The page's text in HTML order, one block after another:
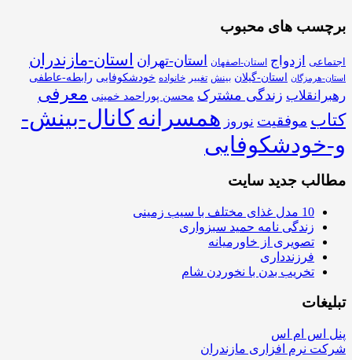
برچسب های محبوب
اجتماعی ازدواج استان-اصفهان استان-تهران استان-مازندران
استان-هرمزگان استان-گیلان بینش تغییر خانواده خودشکوفایی رابطه-عاطفی
رهبرانقلاب زندگی مشترک محسن پوراحمد خمینی معرفی
کتاب موفقیت نوروز همسرانهکانال-بینش-
و-خودشکوفایی
مطالب جدید سایت
10 مدل غذای مختلف با سیب زمینی
زندگی نامه حمید سبزواری
تصویری از خاورمیانه
فرزندداری
تخریب بدن با نخوردن شام
تبلیغات
پنل اس ام اس
شرکت نرم افزاری مازندران